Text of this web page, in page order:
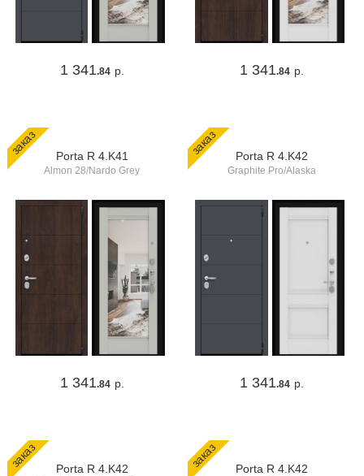
1 341.84 р. 1 341.84 р.
заказ Porta R 4.K41
Almon 28/Nardo Grey
1 341.84 р.
заказ Porta R 4.K42
Graphite Pro/Alaska
1 341.84 р.
заказ Porta R 4.K42 заказ Porta R 4.K42